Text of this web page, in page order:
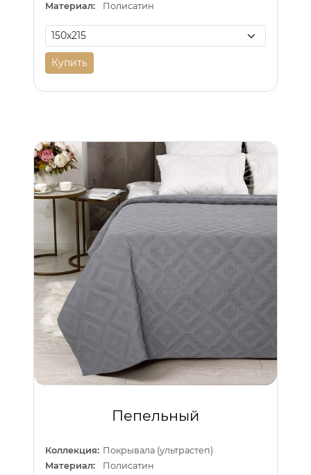
Материал:
Полисатин
Купить
Пепельный
Коллекция: Покрывала (ультрастеп)
Материал:
Полисатин